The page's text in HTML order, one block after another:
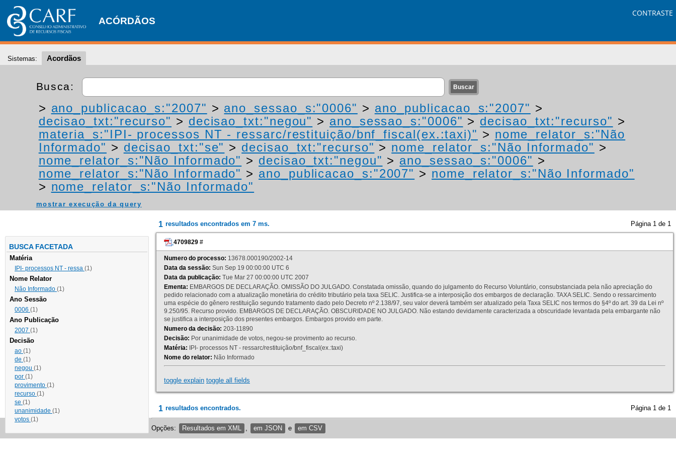
ACÓRDÃOS
CONTRASTE
Sistemas: Acordãos
Busca:
> ano_publicacao_s:"2007" > ano_sessao_s:"0006" > ano_publicacao_s:"2007" >
decisao_txt:"recurso" > decisao_txt:"negou" > ano_sessao_s:"0006" > decisao_txt:"recurso" >
materia_s:"IPI- processos NT - ressarc/restituição/bnf_fiscal(ex.:taxi)" > nome_relator_s:"Não
Informado" > decisao_txt:"se" > decisao_txt:"recurso" > nome_relator_s:"Não Informado" >
nome_relator_s:"Não Informado" > decisao_txt:"negou" > ano_sessao_s:"0006" >
nome_relator_s:"Não Informado" > ano_publicacao_s:"2007" > nome_relator_s:"Não Informado"
> nome_relator_s:"Não Informado"
mostrar execução da query
BUSCA FACETADA
Matéria
IPI- processos NT - ressa (1)
Nome Relator
Não Informado (1)
Ano Sessão
0006 (1)
Ano Publicação
2007 (1)
Decisão
ao (1)
de (1)
negou (1)
por (1)
provimento (1)
recurso (1)
se (1)
unanimidade (1)
votos (1)
1 resultados encontrados em 7 ms. Página 1 de 1
4709829 #
Numero do processo: 13678.000190/2002-14
Data da sessão: Sun Sep 19 00:00:00 UTC 6
Data da publicação: Tue Mar 27 00:00:00 UTC 2007
Ementa: EMBARGOS DE DECLARAÇÃO. OMISSÃO DO JULGADO. Constatada omissão, quando do julgamento do Recurso Voluntário, consubstanciada pela não apreciação do
pedido relacionado com a atualização monetária do crédito tributário pela taxa SELIC. Justifica-se a interposição dos embargos de declaração. TAXA SELIC. Sendo o ressarcimento
uma espécie do gênero restituição segundo tratamento dado pelo Decreto nº 2.138/97, seu valor deverá também ser atualizado pela Taxa SELIC nos termos do §4º do art. 39 da Lei nº
9.250/95. Recurso provido. EMBARGOS DE DECLARAÇÃO. OBSCURIDADE NO JULGADO. Não estando devidamente caracterizada a obscuridade levantada pela embargante não
se justifica a interposição dos presentes embargos. Embargos provido em parte.
Numero da decisão: 203-11890
Decisão: Por unanimidade de votos, negou-se provimento ao recurso.
Matéria: IPI- processos NT - ressarc/restituição/bnf_fiscal(ex.:taxi)
Nome do relator: Não Informado
toggle explain toggle all fields
1 resultados encontrados. Página 1 de 1
Opções: Resultados em XML em JSON e em CSV